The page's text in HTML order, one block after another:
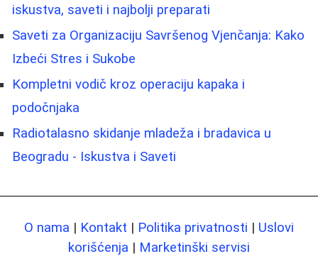
iskustva, saveti i najbolji preparati
Saveti za Organizaciju Savršenog Vjenčanja: Kako
Izbeći Stres i Sukobe
Kompletni vodič kroz operaciju kapaka i
podočnjaka
Radiotalasno skidanje mladeža i bradavica u
Beogradu - Iskustva i Saveti
O nama | Kontakt | Politika privatnosti | Uslovi
korišćenja | Marketinški servisi